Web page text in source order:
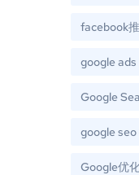
facebook
google ads
Google
google seo
Google优